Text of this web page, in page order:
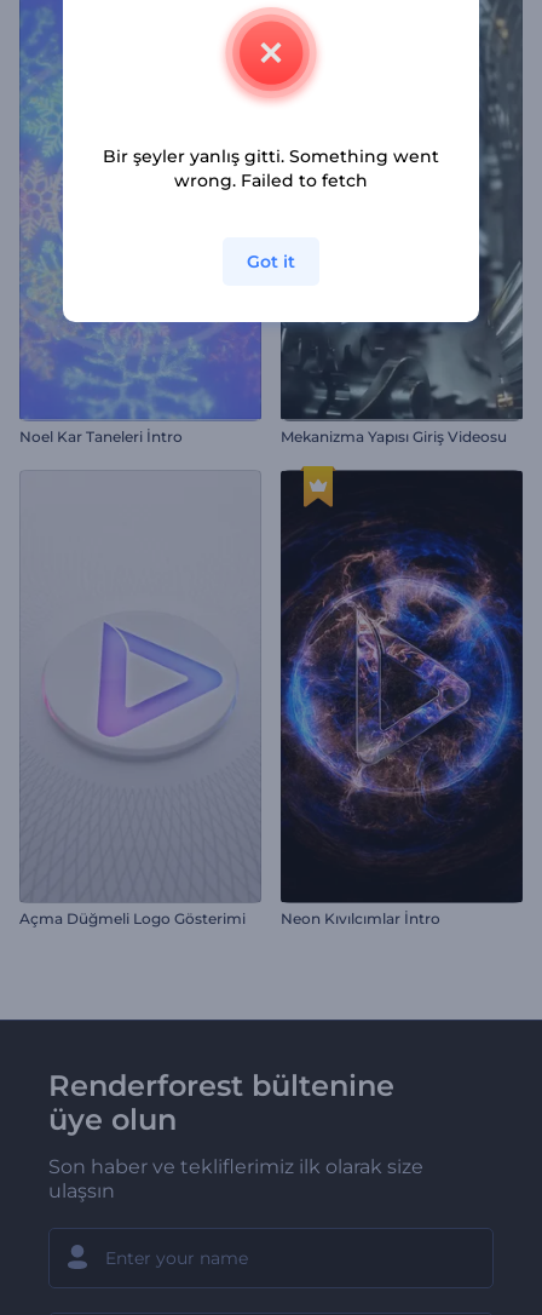
Noel Kar Taneleri İntro Mekanizma Yapısı Giriş Videosu
Açma Düğmeli Logo Gösterimi Neon Kıvılcımlar İntro
Renderforest bültenine
üye olun
Son haber ve tekliflerimiz ilk olarak size
ulaşsın
Bir şeyler yanlış gitti. Something went
wrong. Failed to fetch
Got it